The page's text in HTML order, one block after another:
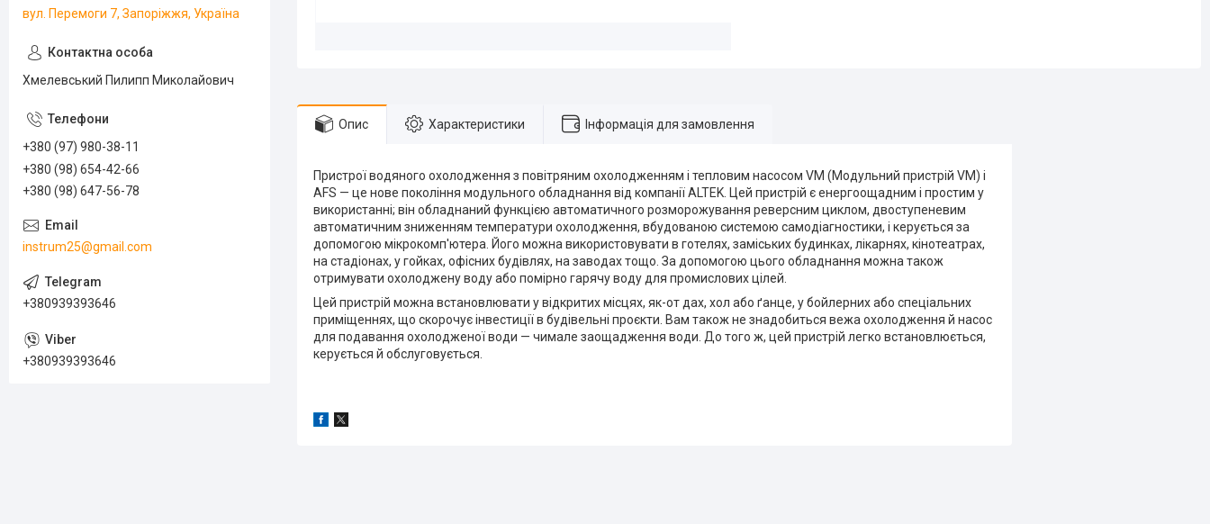
Опис Характеристики Інформація для замовлення
Пристрої водяного охолодження з повітряним охолодженням і тепловим насосом VM (Модульний пристрій VM) і
AFS — це нове покоління модульного обладнання від компанії ALTEK. Цей пристрій є енергоощадним і простим у
використанні; він обладнаний функцією автоматичного розморожування реверсним циклом, двоступеневим
автоматичним зниженням температури охолодження, вбудованою системою самодіагностики, і керується за
допомогою мікрокомп'ютера. Його можна використовувати в готелях, заміських будинках, лікарнях, кінотеатрах,
на стадіонах, у гойках, офісних будівлях, на заводах тощо. За допомогою цього обладнання можна також
отримувати охолоджену воду або помірно гарячу воду для промислових цілей.
Цей пристрій можна встановлювати у відкритих місцях, як-от дах, хол або ґанце, у бойлерних або спеціальних
приміщеннях, що скорочує інвестиції в будівельні проєкти. Вам також не знадобиться вежа охолодження й насос
для подавання охолодженої води — чимале заощадження води. До того ж, цей пристрій легко встановлюється,
керується й обслуговується.
вул. Перемоги 7, Запоріжжя, Україна
Хмелевський Пилипп Миколайович
+380 (97) 980-38-11
+380 (98) 654-42-66
+380 (98) 647-56-78
instrum25@gmail.com
+380939393646
+380939393646